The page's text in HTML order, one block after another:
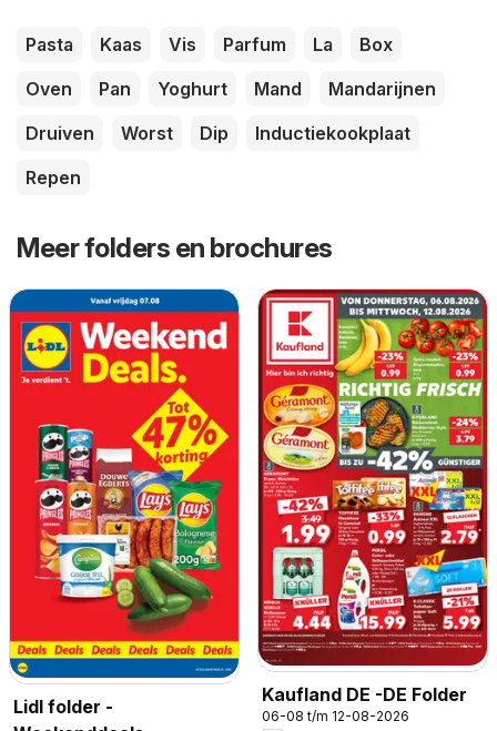
Pasta Kaas Vis Parfum La
Box
Oven
Pan Yoghurt Mand
Mandarijnen
Druiven
Worst Dip
Inductiekookplaat
Repen
Meer folders en brochures
Lidl folder -
Kaufland DE -DE Folder
06-08 t/m 12-08-2026